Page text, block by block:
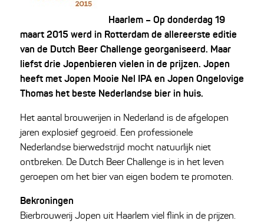
Haarlem – Op donderdag 19
maart 2015 werd in Rotterdam de allereerste editie
van de Dutch Beer Challenge georganiseerd. Maar
liefst drie Jopenbieren vielen in de prijzen. Jopen
heeft met Jopen Mooie Nel IPA en Jopen Ongelovige
Thomas het beste Nederlandse bier in huis.
Het aantal brouwerijen in Nederland is de afgelopen
jaren explosief gegroeid. Een professionele
Nederlandse bierwedstrijd mocht natuurlijk niet
ontbreken. De Dutch Beer Challenge is in het leven
geroepen om het bier van eigen bodem te promoten.
Bekroningen
Bierbrouwerij Jopen uit Haarlem viel flink in de prijzen.